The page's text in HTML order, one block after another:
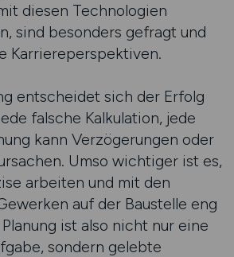
diesen Technologien
sind besonders gefragt und
Karriereperspektiven.
entscheidet sich der Erfolg
falsche Kalkulation, jede
kann Verzögerungen oder
Umso wichtiger ist es,
arbeiten und mit den
auf der Baustelle eng
ist also nicht nur eine
sondern gelebte